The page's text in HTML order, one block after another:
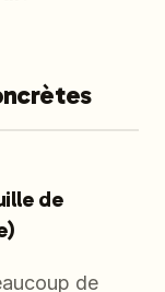
de
de